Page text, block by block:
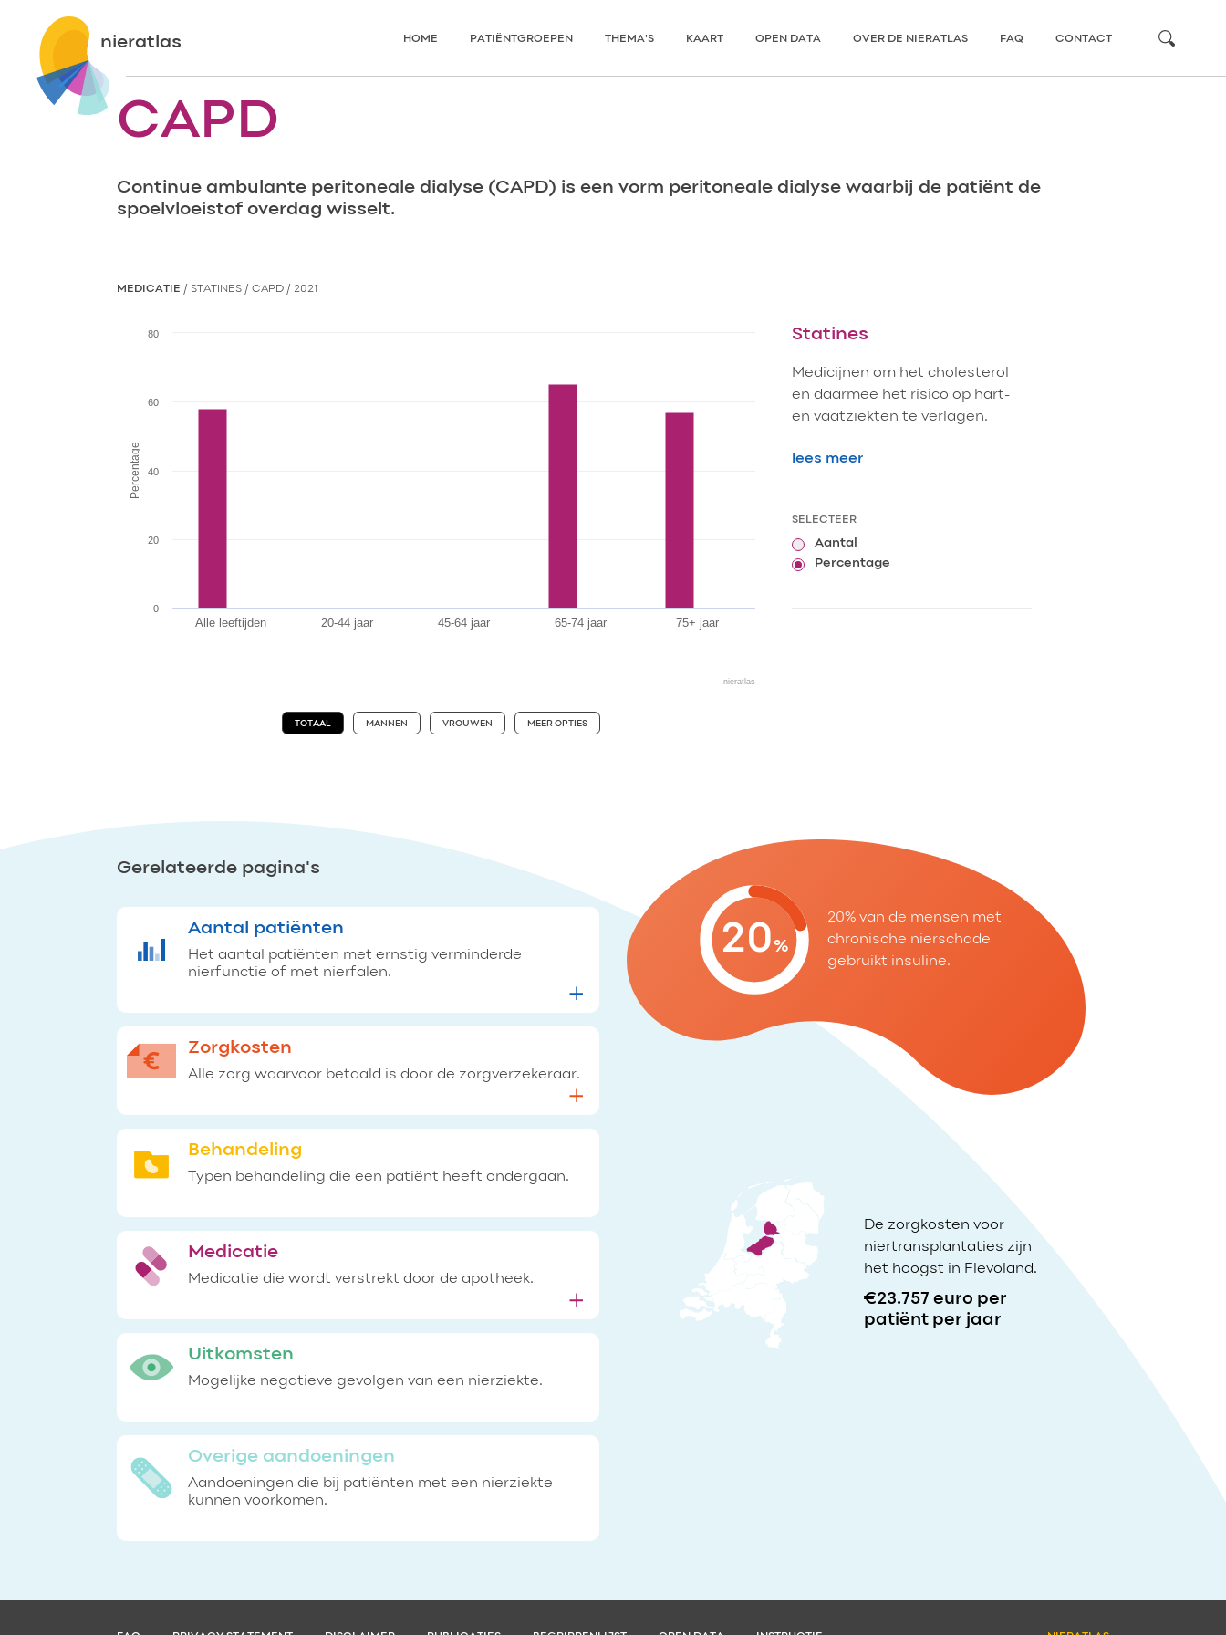
nieratlas HOME PATIËNTGROEPEN THEMA'S KAART OPEN DATA OVER DE NIERATLAS FAQ CONTACT
CAPD
Continue ambulante peritoneale dialyse (CAPD) is een vorm peritoneale dialyse waarbij de patiënt de
spoelvloeistof overdag wisselt.
MEDICATIE / STATINES / CAPD / 2021
Percentage
Alle leeftijden 20-44 jaar 45-64 jaar 65-74 jaar 75+ jaar
0
20
40
60
80
nieratlas
TOTAAL MANNEN VROUWEN MEER OPTIES
Statines
Medicijnen om het cholesterol
en daarmee het risico op hart-
en vaatziekten te verlagen.
lees meer
SELECTEER
Aantal
Percentage
Gerelateerde pagina's
Aantal patiënten
Het aantal patiënten met ernstig verminderde
nierfunctie of met nierfalen.
Zorgkosten
Alle zorg waarvoor betaald is door de zorgverzekeraar.
Behandeling
Typen behandeling die een patiënt heeft ondergaan.
Medicatie
Medicatie die wordt verstrekt door de apotheek.
Uitkomsten
Mogelijke negatieve gevolgen van een nierziekte.
Overige aandoeningen
Aandoeningen die bij patiënten met een nierziekte
kunnen voorkomen.
20%
20% van de mensen met
chronische nierschade
gebruikt insuline.
De zorgkosten voor
niertransplantaties zijn
het hoogst in Flevoland.
€23.757 euro per
patiënt per jaar